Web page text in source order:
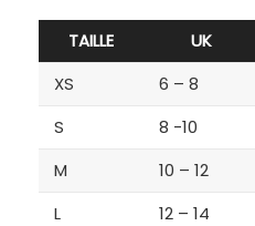
TAILLE UK
XS
6 – 8
S
8 -10
M
10 – 12
L
12 – 14